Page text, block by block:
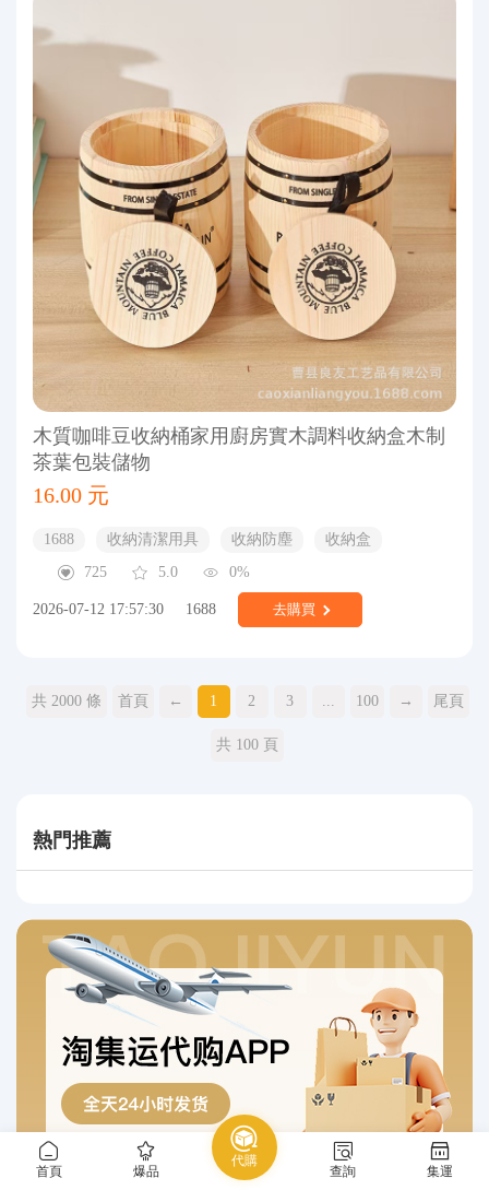
首頁 爆品
代購
查詢 集運
木質咖啡豆收納桶家用廚房實木調料收納盒木制
茶葉包裝儲物
16.00 元
1688 收納清潔用具 收納防塵
收納盒
725
5.0 0%
2026-07-12 17:57:30 1688 去購買
共 2000 條 首頁 ← 1 2 3 ... 100 → 尾頁
共 100 頁
熱門推薦